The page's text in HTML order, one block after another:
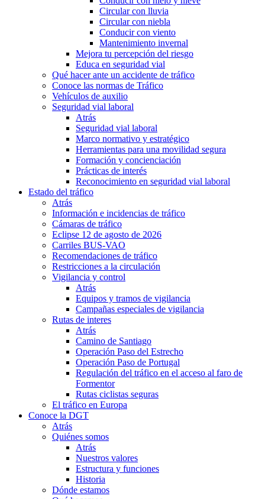
Circular con lluvia
Circular con niebla
Conducir con viento
Mantenimiento invernal
Mejora tu percepción del riesgo
Educa en seguridad vial
Qué hacer ante un accidente de tráfico
Conoce las normas de Tráfico
Vehículos de auxilio
Seguridad vial laboral
Atrás
Seguridad vial laboral
Marco normativo y estratégico
Herramientas para una movilidad segura
Formación y concienciación
Prácticas de interés
Reconocimiento en seguridad vial laboral
Estado del tráfico
Atrás
Información e incidencias de tráfico
Cámaras de tráfico
Eclipse 12 de agosto de 2026
Carriles BUS-VAO
Recomendaciones de tráfico
Restricciones a la circulación
Vigilancia y control
Atrás
Equipos y tramos de vigilancia
Campañas especiales de vigilancia
Rutas de interes
Atrás
Camino de Santiago
Operación Paso del Estrecho
Operación Paso de Portugal
Regulación del tráfico en el acceso al faro de
Formentor
Rutas ciclistas seguras
El tráfico en Europa
Conoce la DGT
Atrás
Quiénes somos
Atrás
Nuestros valores
Estructura y funciones
Historia
Dónde estamos